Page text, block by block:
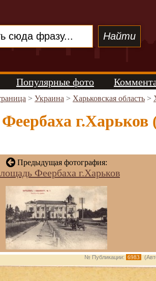
Популярные фото
> Украина > Харьковская область >
г.Харьков
Предыдущая фотография:
Феербаха г.Харьков
№ Публикации: 6983